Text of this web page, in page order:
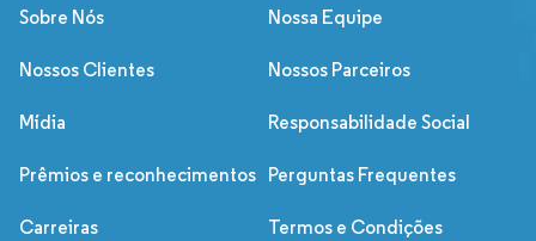
Sobre Nós
Nossa Equipe
Nossos Clientes Nossos Parceiros
Mídia Responsabilidade Social
Prêmios e reconhecimentos Perguntas Frequentes
Carreiras Termos e Condições